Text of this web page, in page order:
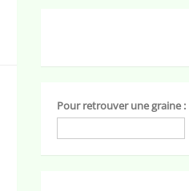
Pour retrouver une graine :